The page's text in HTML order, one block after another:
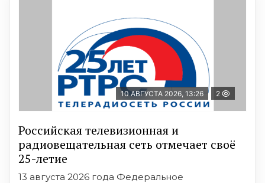
10 АВГУСТА 2026, 13:26 2
Российская телевизионная и
радиовещательная сеть отмечает своё
25-летие
13 августа 2026 года Федеральное